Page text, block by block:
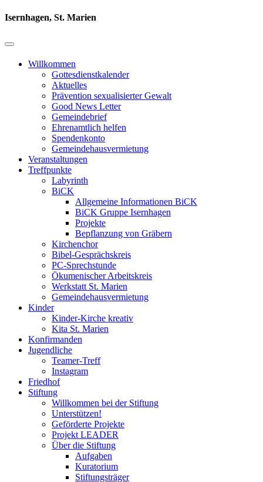
Isernhagen, St. Marien
Willkommen
Gottesdienstkalender
Aktuelles
Prävention sexualisierter Gewalt
Good News Letter
Gemeindebrief
Ehrenamtlich helfen
Spendenkonto
Gemeindehausvermietung
Veranstaltungen
Treffpunkte
Labyrinth
BiCK
Allgemeine Informationen BiCK
BiCK Gruppe Isernhagen
Projekte
Bepflanzung von Gräbern
Kirchenchor
Bibel-Gesprächskreis
PC-Sprechstunde
Ökumenischer Arbeitskreis
Werkstatt St. Marien
Gemeindehausvermietung
Kinder
Kinder-Kirche kreativ
Kita St. Marien
Konfirmanden
Jugendliche
Teamer-Treff
Instagram
Friedhof
Stiftung
Willkommen bei der Stiftung
Unterstützen!
Geförderte Projekte
Projekt LEADER
Über die Stiftung
Aufgaben
Kuratorium
Stiftungsträger